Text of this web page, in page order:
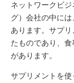
ネットワークビ
グ）会社の中に
あります。サプ
たものであり、
があります。
サプリメントを